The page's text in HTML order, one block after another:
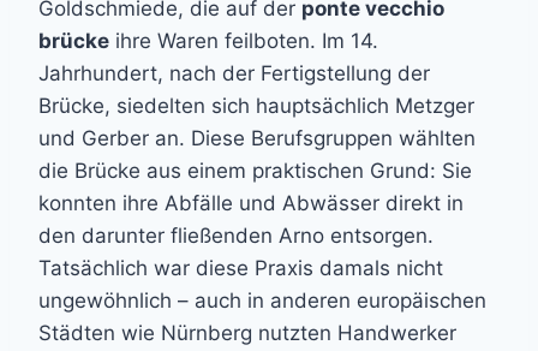
Goldschmiede, die auf der ponte vecchio
brücke ihre Waren feilboten. Im 14.
Jahrhundert, nach der Fertigstellung der
Brücke, siedelten sich hauptsächlich Metzger
und Gerber an. Diese Berufsgruppen wählten
die Brücke aus einem praktischen Grund: Sie
konnten ihre Abfälle und Abwässer direkt in
den darunter fließenden Arno entsorgen.
Tatsächlich war diese Praxis damals nicht
ungewöhnlich – auch in anderen europäischen
Städten wie Nürnberg nutzten Handwerker